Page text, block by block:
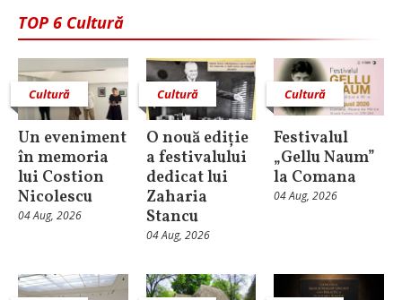
TOP 6 Cultură
Cultură
Un eveniment
în memoria
lui Costion
Nicolescu
04 Aug, 2026
Cultură
O nouă ediție
a festivalului
dedicat lui
Zaharia
Stancu
04 Aug, 2026
Cultură
Festivalul
„Gellu Naum”
la Comana
04 Aug, 2026